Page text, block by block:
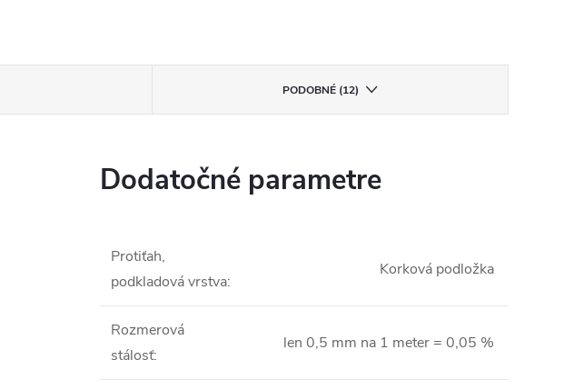
PODOBNÉ (12)
Dodatočné parametre
Protiťah,
podkladová vrstva:
Korková podložka
Rozmerová
stálosť:
len 0,5 mm na 1 meter = 0,05 %